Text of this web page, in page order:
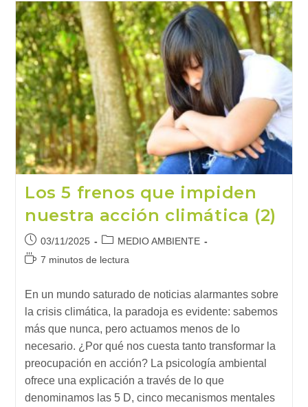
Que
El
Oro
Negro
Ahora
Sea
El
Oro
Verde
Los 5 frenos que impiden
nuestra acción climática (2)
Publicación
de
03/11/2025
Categoría
de
MEDIO AMBIENTE
Tiempo7 minutos de lectura
En un mundo saturado de noticias alarmantes sobre
la crisis climática, la paradoja es evidente: sabemos
más que nunca, pero actuamos menos de lo
necesario. ¿Por qué nos cuesta tanto transformar la
preocupación en acción? La psicología ambiental
ofrece una explicación a través de lo que
denominamos las 5 D, cinco mecanismos mentales